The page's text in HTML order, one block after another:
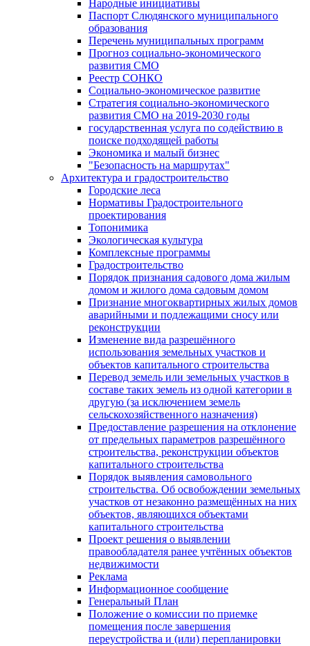
Народные инициативы
Паспорт Слюдянского муниципального
образования
Перечень муниципальных программ
Прогноз социально-экономического
развития СМО
Реестр СОНКО
Социально-экономическое развитие
Стратегия социально-экономического
развития СМО на 2019-2030 годы
государственная услуга по содействию в
поиске подходящей работы
Экономика и малый бизнес
"Безопасность на маршрутах"
Архитектура и градостроительство
Городские леса
Нормативы Градостроительного
проектирования
Топонимика
Экологическая культура
Комплексные программы
Градостроительство
Порядок признания садового дома жилым
домом и жилого дома садовым домом
Признание многоквартирных жилых домов
аварийными и подлежащими сносу или
реконструкции
Изменение вида разрешённого
использования земельных участков и
объектов капитального строительства
Перевод земель или земельных участков в
составе таких земель из одной категории в
другую (за исключением земель
сельскохозяйственного назначения)
Предоставление разрешения на отклонение
от предельных параметров разрешённого
строительства, реконструкции объектов
капитального строительства
Порядок выявления самовольного
строительства. Об освобождении земельных
участков от незаконно размещённых на них
объектов, являющихся объектами
капитального строительства
Проект решения о выявлении
правообладателя ранее учтённых объектов
недвижимости
Реклама
Информационное сообщение
Генеральный План
Положение о комиссии по приемке
помещения после завершения
переустройства и (или) перепланировки